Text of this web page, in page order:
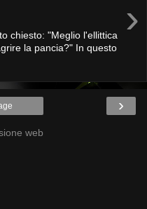
›
chiesto: "Meglio l'ellittica
la pancia?" In questo
›
web